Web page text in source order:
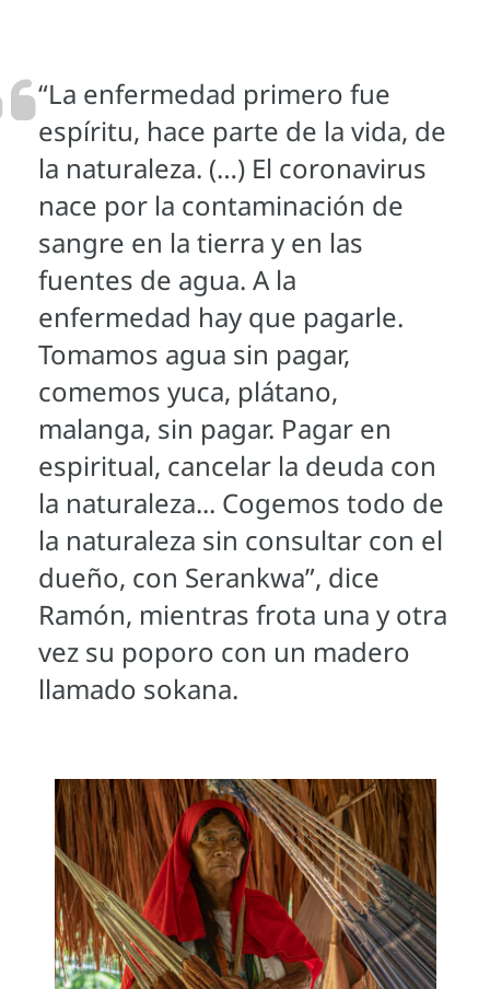
“La enfermedad primero fue
espíritu, hace parte de la vida, de
la naturaleza. (…) El coronavirus
nace por la contaminación de
sangre en la tierra y en las
fuentes de agua. A la
enfermedad hay que pagarle.
Tomamos agua sin pagar,
comemos yuca, plátano,
malanga, sin pagar. Pagar en
espiritual, cancelar la deuda con
la naturaleza... Cogemos todo de
la naturaleza sin consultar con el
dueño, con Serankwa”, dice
Ramón, mientras frota una y otra
vez su poporo con un madero
llamado sokana.